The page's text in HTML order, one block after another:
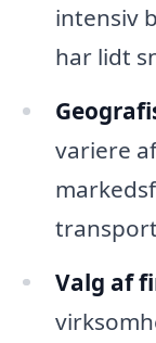
intensiv
har lidt
variere
Valg af